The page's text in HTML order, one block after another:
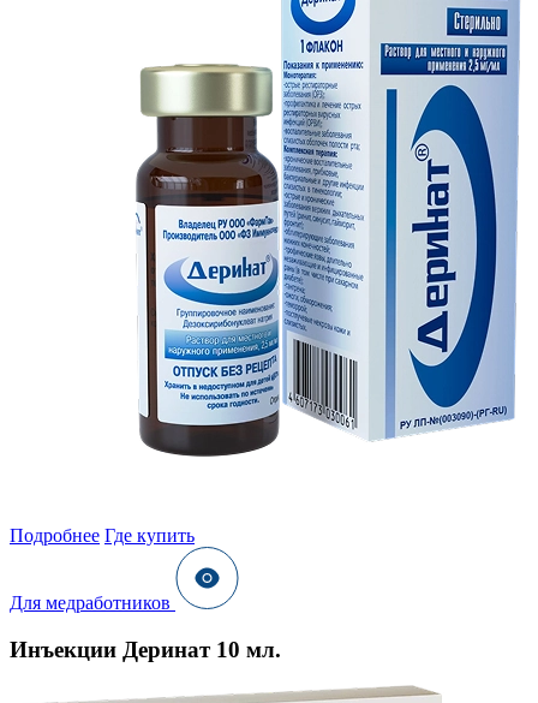
Подробнее Где купить
Для медработников
Инъекции Деринат 10 мл.